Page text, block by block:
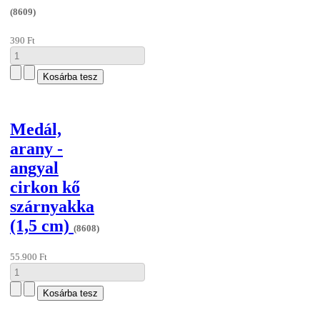
(8609)
390 Ft
Medál,
arany -
angyal
cirkon kő
szárnyakka
(1,5 cm) (8608)
55.900 Ft